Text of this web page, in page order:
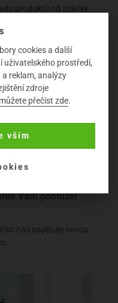
produktů od značky
Vám pomůže!
nás naplňuje novou
cookies a další
uživatelského prostředí,
reklam, analýzy
zdroje
přečíst zde.
vším